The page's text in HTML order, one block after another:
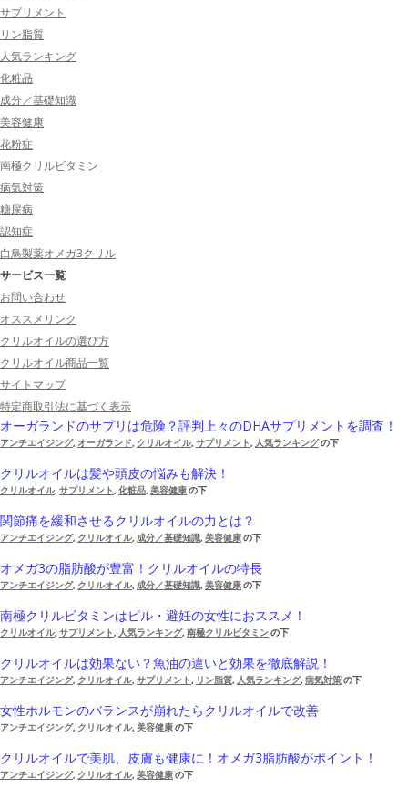
サプリメント
リン脂質
人気ランキング
化粧品
成分／基礎知識
美容健康
花粉症
南極クリルビタミン
病気対策
糖尿病
認知症
白鳥製薬オメガ3クリル
サービス一覧
お問い合わせ
オススメリンク
クリルオイルの選び方
クリルオイル商品一覧
サイトマップ
特定商取引法に基づく表示
オーガランドのサプリは危険？評判上々のDHAサプリメントを調査！
アンチエイジング, オーガランド, クリルオイル, サプリメント, 人気ランキングの下
クリルオイルは髪や頭皮の悩みも解決！
クリルオイル, サプリメント, 化粧品, 美容健康の下
関節痛を緩和させるクリルオイルの力とは？
アンチエイジング, クリルオイル, 成分／基礎知識, 美容健康の下
オメガ3の脂肪酸が豊富！クリルオイルの特長
アンチエイジング, クリルオイル, 成分／基礎知識, 美容健康の下
南極クリルビタミンはピル・避妊の女性におススメ！
クリルオイル, サプリメント, 人気ランキング, 南極クリルビタミンの下
クリルオイルは効果ない？魚油の違いと効果を徹底解説！
アンチエイジング, クリルオイル, サプリメント, リン脂質, 人気ランキング, 病気対策の下
女性ホルモンのバランスが崩れたらクリルオイルで改善
アンチエイジング, クリルオイル, 美容健康の下
クリルオイルで美肌、皮膚も健康に！オメガ3脂肪酸がポイント！
アンチエイジング, クリルオイル, 美容健康の下